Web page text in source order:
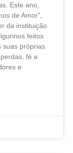
Este ano,
de Amor”,
da instituição
feitos
suas próprias
fé e
e